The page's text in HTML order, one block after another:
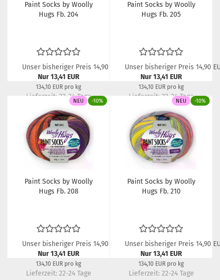
Paint Socks by Woolly
Hugs Fb. 204
Unser bisheriger Preis 14,90 EUR
Nur 13,41 EUR
134,10 EUR pro kg
Lieferzeit: 22-24 Tage
Paint Socks by Woolly
Hugs Fb. 205
Unser bisheriger Preis 14,90
Nur 13,41 EUR
134,10 EUR pro kg
Lieferzeit: 22-24 Tage
NEU -10%
Paint Socks by Woolly
Hugs Fb. 208
Unser bisheriger Preis 14,90 EUR
Nur 13,41 EUR
134,10 EUR pro kg
Lieferzeit: 22-24 Tage
NEU -10%
Paint Socks by Woolly
Hugs Fb. 210
Unser bisheriger Preis 14,90
Nur 13,41 EUR
134,10 EUR pro kg
Lieferzeit: 22-24 Tage